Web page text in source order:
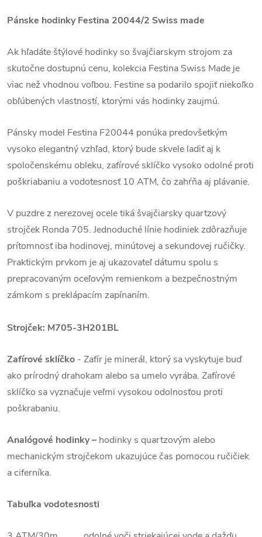
Pánske hodinky Festina 20044/2 Swiss made
Ak hľadáte štýlové hodinky so švajčiarskym strojom za
skutočne dostupnú cenu, kolekcia Festina Swiss Made je
viac než vhodnou voľbou. Festine sa podarilo spojiť niekoľko
obľúbených vlastností, ktorými vás hodinky zaujmú.
Pánsky model Festina F20044 ponúka predovšetkým
vysoko elegantný vzhľad, ktorý bude skvele ladiť aj k
spoločenskému obleku, zafírové sklíčko vysoko odolné proti
poškriabaniu a vodotesnosť 10 ATM, čo zahŕňa aj plávanie.
V puzdre z nerezovej ocele tiká švajčiarsky quartzový
strojček Ronda 705. Jednoduché línie hodiniek zdôrazňuje
prítomnosť iba hodinovej, minútovej a sekundovej ručičky.
Praktickým prvkom je aj ukazovateľ dátumu spolu s
prepracovaným oceľovým remienkom a bezpečnostným
zámkom s preklápacím zapínaním.
Strojček: M705-3H201BL
Zafírové sklíčko - Zafír je minerál, ktorý sa vyskytuje buď
ako prírodný drahokam alebo sa umelo vyrába. Zafírové
sklíčko sa vyznačuje veľmi vysokou odolnosťou proti
poškrabaniu.
Analógové hodinky – hodinky s quartzovým alebo
mechanickým strojčekom ukazujúce čas pomocou ručičiek
a ciferníka.
Tabuľka vodotesnosti